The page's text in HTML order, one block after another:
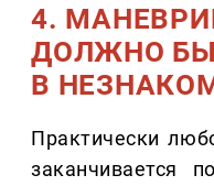
4.
ДОЛЖНО
В
Практически
заканчивается